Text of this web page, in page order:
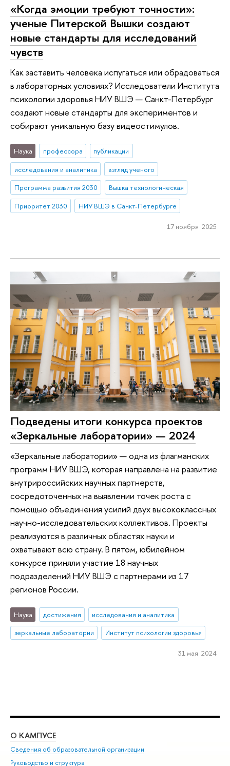
«Когда эмоции требуют точности»:
ученые Питерской Вышки создают
новые стандарты для исследований
чувств
Как заставить человека испугаться или обрадоваться
в лабораторных условиях? Исследователи Института
психологии здоровья НИУ ВШЭ — Санкт-Петербург
создают новые стандарты для экспериментов и
собирают уникальную базу видеостимулов.
Наука профессора
публикации
исследования и аналитика
взгляд ученого
Программа развития 2030
Вышка технологическая
Приоритет 2030
НИУ ВШЭ в Санкт-Петербурге
17 ноября 2025
Подведены итоги конкурса проектов
«Зеркальные лаборатории» — 2024
«Зеркальные лаборатории» — одна из флагманских
программ НИУ ВШЭ, которая направлена на развитие
внутрироссийских научных партнерств,
сосредоточенных на выявлении точек роста с
помощью объединения усилий двух высококлассных
научно-исследовательских коллективов. Проекты
реализуются в различных областях науки и
охватывают всю страну. В пятом, юбилейном
конкурсе приняли участие 18 научных
подразделений НИУ ВШЭ с партнерами из 17
регионов России.
Наука достижения
исследования и аналитика
зеркальные лаборатории
Институт психологии здоровья
31 мая 2024
О КАМПУСЕ
Сведения об образовательной организации
Руководство и структура